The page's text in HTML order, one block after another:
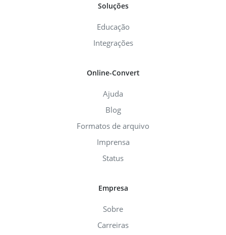
Soluções
Educação
Integrações
Online-Convert
Ajuda
Blog
Formatos de arquivo
Imprensa
Status
Empresa
Sobre
Carreiras